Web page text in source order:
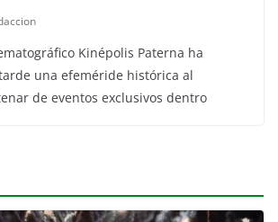
Kinépolis Paterna ha
una efeméride histórica al
de eventos exclusivos dentro